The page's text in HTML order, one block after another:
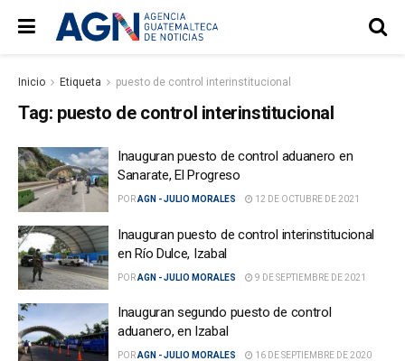
Inicio Etiqueta puesto de control interinstitucional
Tag: puesto de control interinstitucional
Inauguran puesto de control aduanero en
Sanarate, El Progreso
PORAGN - JULIO MORALES 12 DE OCTUBRE DE 2021
Inauguran puesto de control interinstitucional
en Río Dulce, Izabal
PORAGN - JULIO MORALES 9 DE SEPTIEMBRE DE 2021
Inauguran segundo puesto de control
aduanero, en Izabal
PORAGN - JULIO MORALES 16 DE SEPTIEMBRE DE 2020